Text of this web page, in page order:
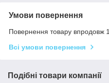
Умови повернення
Повернення товару впродовж
Всі умови повернення
Подібні товари компанії